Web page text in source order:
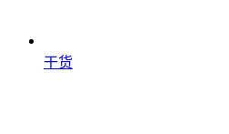
干货